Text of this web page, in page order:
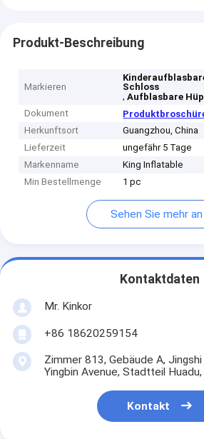
Produkt-Beschreibung
Markieren
Schloss
,Aufblasbare
Dokument
Herkunftsort
Guangzhou, China
Lieferzeit
ungefähr 5 Tage
Markenname
King Inflatable
Min Bestellmenge
1 pc
Sehen Sie mehr an
Kontaktdaten
Mr. Kinkor
+86 18620259154
Zimmer 813, Gebäude A, Jingshi
Yingbin Avenue, Stadtteil Huadu,
Kontakt